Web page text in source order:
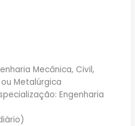
Mecânica, Civil,
Metalúrgica
Engenharia